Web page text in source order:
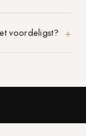
voordeligst?